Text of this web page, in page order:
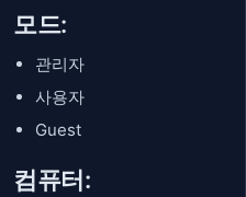
모드:
관리자
사용자
Guest
컴퓨터: